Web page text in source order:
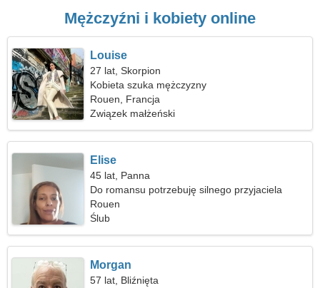
Mężczyźni i kobiety online
Louise
27 lat, Skorpion
Kobieta szuka mężczyzny
Rouen, Francja
Związek małżeński
Elise
45 lat, Panna
Do romansu potrzebuję silnego przyjaciela
Rouen
Ślub
Morgan
57 lat, Bliźnięta